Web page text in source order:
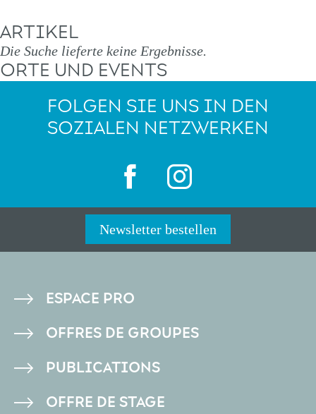
ARTIKEL
Die Suche lieferte keine Ergebnisse.
ORTE UND EVENTS
FOLGEN SIE UNS IN DEN
SOZIALEN NETZWERKEN
Newsletter bestellen
PIED
DE
ESPACE PRO
OFFRES DE GROUPES
PUBLICATIONS
OFFRE DE STAGE